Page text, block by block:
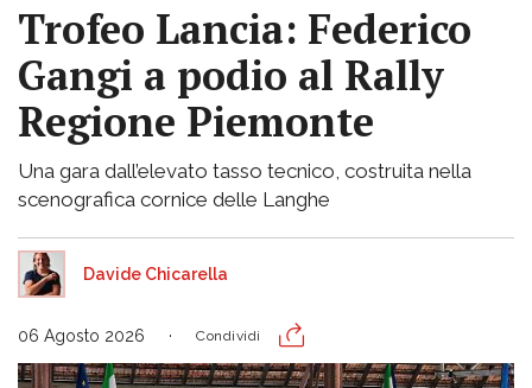
Trofeo Lancia: Federico
Gangi a podio al Rally
Regione Piemonte
Una gara dall’elevato tasso tecnico, costruita nella
scenografica cornice delle Langhe
Davide Chicarella
06 Agosto 2026 Condividi